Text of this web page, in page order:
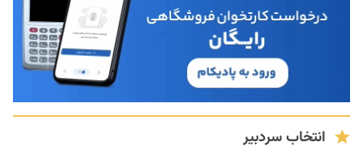
انتخاب سردبیر